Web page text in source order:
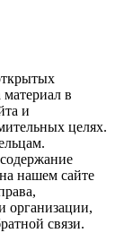
в
и
целях.
нашем сайте
связи.